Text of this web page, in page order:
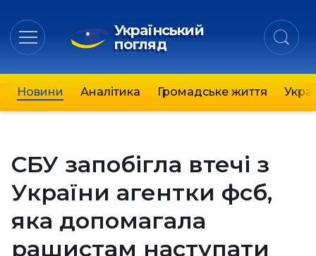
Український
погляд
Новини Аналітика Громадське життя
СБУ запобігла втечі з
України агентки фсб,
яка допомагала
рашистам наступати